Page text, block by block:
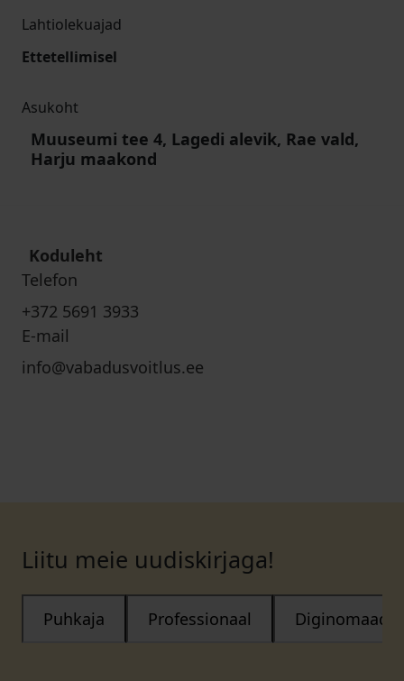
Lahtiolekuajad
Ettetellimisel
Asukoht
Muuseumi tee 4, Lagedi alevik, Rae vald,
Harju maakond
Koduleht
Telefon
+372 5691 3933
E-mail
info@vabadusvoitlus.ee
Liitu meie uudiskirjaga!
Puhkaja Professionaal Diginomaad